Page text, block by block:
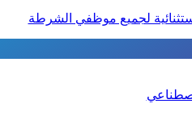
لجميع موظفي الشرطة